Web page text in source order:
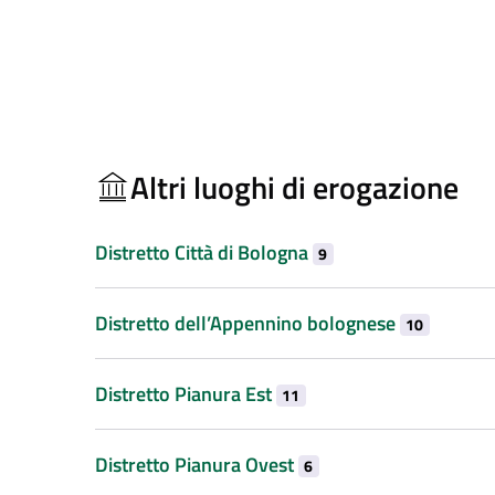
Altri luoghi di erogazione
Distretto Città di Bologna 9
Distretto dell’Appennino bolognese 10
Distretto Pianura Est 11
Distretto Pianura Ovest 6